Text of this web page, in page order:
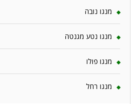
מנגו נובה
מנגו נטע מגנטה
מנגו פולו
מנגו רחל